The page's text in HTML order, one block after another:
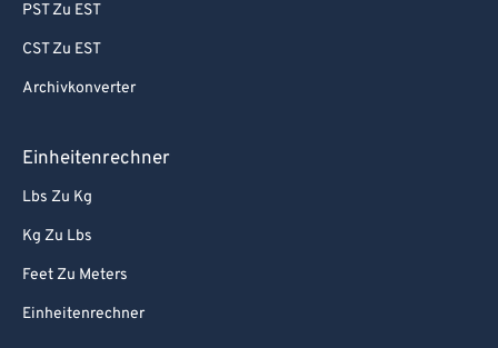
PST Zu EST
CST Zu EST
Archivkonverter
Einheitenrechner
Lbs Zu Kg
Kg Zu Lbs
Feet Zu Meters
Einheitenrechner